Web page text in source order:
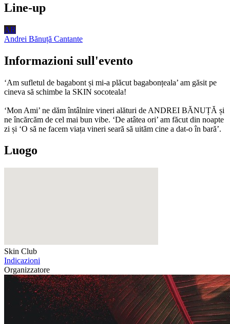
Line-up
AB
Andrei Bănuță Cantante
Informazioni sull'evento
‘Am sufletul de bagabont și mi-a plăcut bagabonțeala’ am găsit pe
cineva să schimbe la SKIN socoteala!
‘Mon Ami’ ne dăm întâlnire vineri alături de ANDREI BĂNUȚĂ și
ne încărcăm de cel mai bun vibe. ‘De atâtea ori’ am făcut din noapte
zi și ‘O să ne facem viața vineri seară să uităm cine a dat-o în bară’.
Luogo
Skin Club
Indicazioni
Organizzatore